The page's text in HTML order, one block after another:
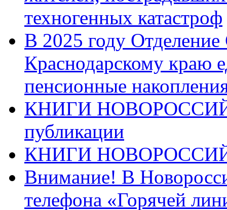
техногенных катастроф
В 2025 году
Краснодарскому краю
пенсионные
КНИГИ
публикации
КНИГИ
Внимание! В
телефона «Горячей